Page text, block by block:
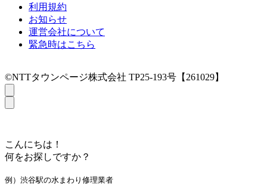
利用規約
お知らせ
運営会社について
緊急時はこちら
©NTTタウンページ株式会社 TP25-193号【261029】
こんにちは！
何をお探しですか？
例）渋谷駅の水まわり修理業者